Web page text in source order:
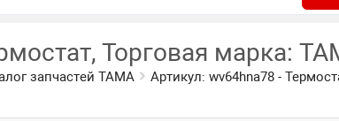
Торговая марка:
запчастей TAMA Артикул: wv64hna78 -